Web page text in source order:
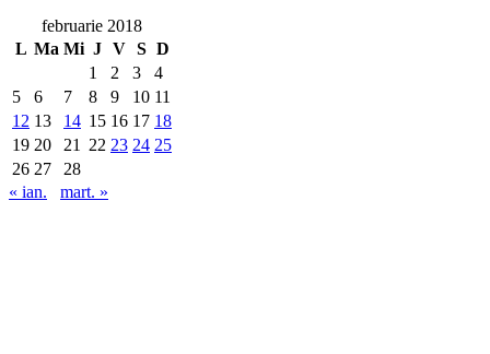
februarie 2018
L Ma Mi J V S D
1
2 3
4
5
6 7 8 9 10 11
12 13 14 15 16 17 18
19 20 21 22 23 24 25
26 27
28
« ian.
mart. »